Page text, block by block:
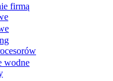
firmą
wodne